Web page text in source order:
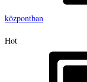
központban
Hot